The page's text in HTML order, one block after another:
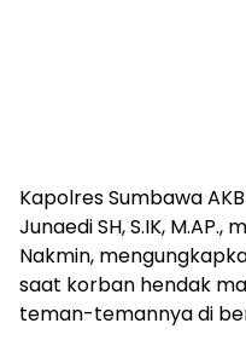
Kapolres Sumbawa
Junaedi SH, S.IK,
Nakmin,
saat korban hendak
teman-temannya di